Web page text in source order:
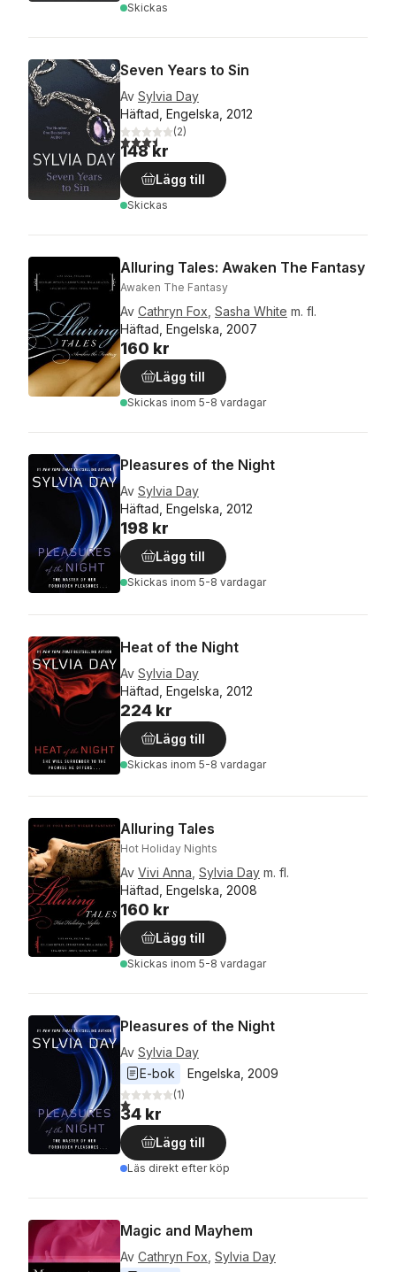
Skickas
Seven Years to Sin
Av Sylvia Day
Häftad, Engelska, 2012
3,5utav 5 stjärnor. Totalt antal röster:
(2)
148 kr
Lägg till
Skickas
Alluring Tales: Awaken The Fantasy
Awaken The Fantasy
Av Cathryn Fox Sasha White m. fl.
Häftad, Engelska, 2007
160 kr
Lägg till
Skickas inom 5-8 vardagar
Pleasures of the Night
Av Sylvia Day
Häftad, Engelska, 2012
198 kr
Lägg till
Skickas inom 5-8 vardagar
Heat of the Night
Av Sylvia Day
Häftad, Engelska, 2012
224 kr
Lägg till
Skickas inom 5-8 vardagar
Alluring Tales
Hot Holiday Nights
Av Vivi Anna Sylvia Day m. fl.
Häftad, Engelska, 2008
160 kr
Lägg till
Skickas inom 5-8 vardagar
Pleasures of the Night
Av Sylvia Day
E-bok
Engelska 2009
1,0utav 5 stjärnor. Totalt antal röster:
(1)
34 kr
Lägg till
Läs direkt efter köp
Magic and Mayhem
Av Cathryn Fox Sylvia Day